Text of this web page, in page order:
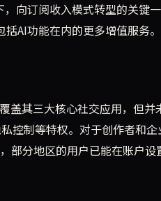
向订阅收入模式转型的关键
AI功能在内的更多增值服务。
盖其三大核心社交应用，但
控制等特权。对于创作者和
部分地区的用户已能在账户